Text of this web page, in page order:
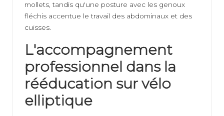
mollets, tandis qu'une posture avec les genoux
fléchis accentue le travail des abdominaux et des
cuisses.
L'accompagnement
professionnel dans la
rééducation sur vélo
elliptique